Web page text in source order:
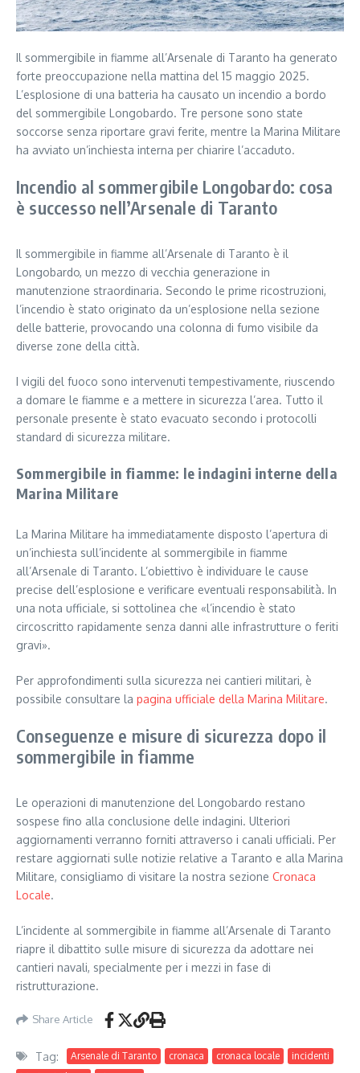
Il sommergibile in fiamme all’Arsenale di Taranto ha generato
forte preoccupazione nella mattina del 15 maggio 2025.
L’esplosione di una batteria ha causato un incendio a bordo
del sommergibile Longobardo. Tre persone sono state
soccorse senza riportare gravi ferite, mentre la Marina Militare
ha avviato un’inchiesta interna per chiarire l’accaduto.
Incendio al sommergibile Longobardo: cosa
è successo nell’Arsenale di Taranto
Il sommergibile in fiamme all’Arsenale di Taranto è il
Longobardo, un mezzo di vecchia generazione in
manutenzione straordinaria. Secondo le prime ricostruzioni,
l’incendio è stato originato da un’esplosione nella sezione
delle batterie, provocando una colonna di fumo visibile da
diverse zone della città.
I vigili del fuoco sono intervenuti tempestivamente, riuscendo
a domare le fiamme e a mettere in sicurezza l’area. Tutto il
personale presente è stato evacuato secondo i protocolli
standard di sicurezza militare.
Sommergibile in fiamme: le indagini interne della
Marina Militare
La Marina Militare ha immediatamente disposto l’apertura di
un’inchiesta sull’incidente al sommergibile in fiamme
all’Arsenale di Taranto. L’obiettivo è individuare le cause
precise dell’esplosione e verificare eventuali responsabilità. In
una nota ufficiale, si sottolinea che «l’incendio è stato
circoscritto rapidamente senza danni alle infrastrutture o feriti
gravi».
Per approfondimenti sulla sicurezza nei cantieri militari, è
possibile consultare la pagina ufficiale della Marina Militare.
Conseguenze e misure di sicurezza dopo il
sommergibile in fiamme
Le operazioni di manutenzione del Longobardo restano
sospese fino alla conclusione delle indagini. Ulteriori
aggiornamenti verranno forniti attraverso i canali ufficiali. Per
restare aggiornati sulle notizie relative a Taranto e alla Marina
Militare, consigliamo di visitare la nostra sezione Cronaca
Locale.
L’incidente al sommergibile in fiamme all’Arsenale di Taranto
riapre il dibattito sulle misure di sicurezza da adottare nei
cantieri navali, specialmente per i mezzi in fase di
ristrutturazione.
Share Article
Tag: Arsenale di Taranto cronaca cronaca locale
incidenti